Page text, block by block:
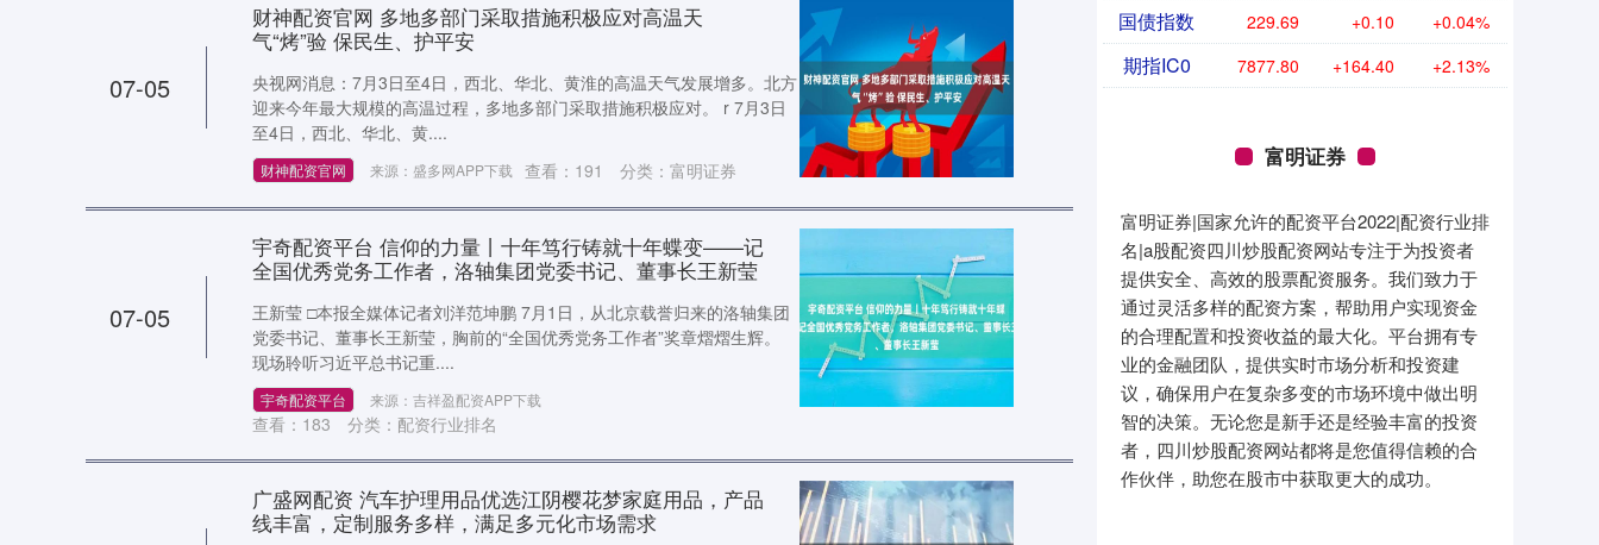
07-05
财神配资官网 多地多部门采取措施积极应对高温天
气“烤”验 保民生、护平安
央视网消息：7月3日至4日，西北、华北、黄淮的高温天气发展增多。北方
迎来今年最大规模的高温过程，多地多部门采取措施积极应对。 r 7月3日
至4日，西北、华北、黄....
财神配资官网 来源：盛多网APP下载 查看： 191 分类： 富明证券
07-05
宇奇配资平台 信仰的力量丨十年笃行铸就十年蝶变——记
全国优秀党务工作者，洛轴集团党委书记、董事长王新莹
王新莹 □本报全媒体记者刘洋范坤鹏 7月1日，从北京载誉归来的洛轴集团
党委书记、董事长王新莹，胸前的“全国优秀党务工作者”奖章熠熠生辉。
现场聆听习近平总书记重....
宇奇配资平台 来源：吉祥盈配资APP下载
查看： 183 分类： 配资行业排名
广盛网配资 汽车护理用品优选江阴樱花梦家庭用品，产品
线丰富，定制服务多样，满足多元化市场需求
国债指数 229.69 +0.10 +0.04%
期指IC0 7877.80 +164.40 +2.13%
富明证券
富明证券|国家允许的配资平台2022|配资行业排
名|a股配资四川炒股配资网站专注于为投资者
提供安全、高效的股票配资服务。我们致力于
通过灵活多样的配资方案，帮助用户实现资金
的合理配置和投资收益的最大化。平台拥有专
业的金融团队，提供实时市场分析和投资建
议，确保用户在复杂多变的市场环境中做出明
智的决策。无论您是新手还是经验丰富的投资
者，四川炒股配资网站都将是您值得信赖的合
作伙伴，助您在股市中获取更大的成功。